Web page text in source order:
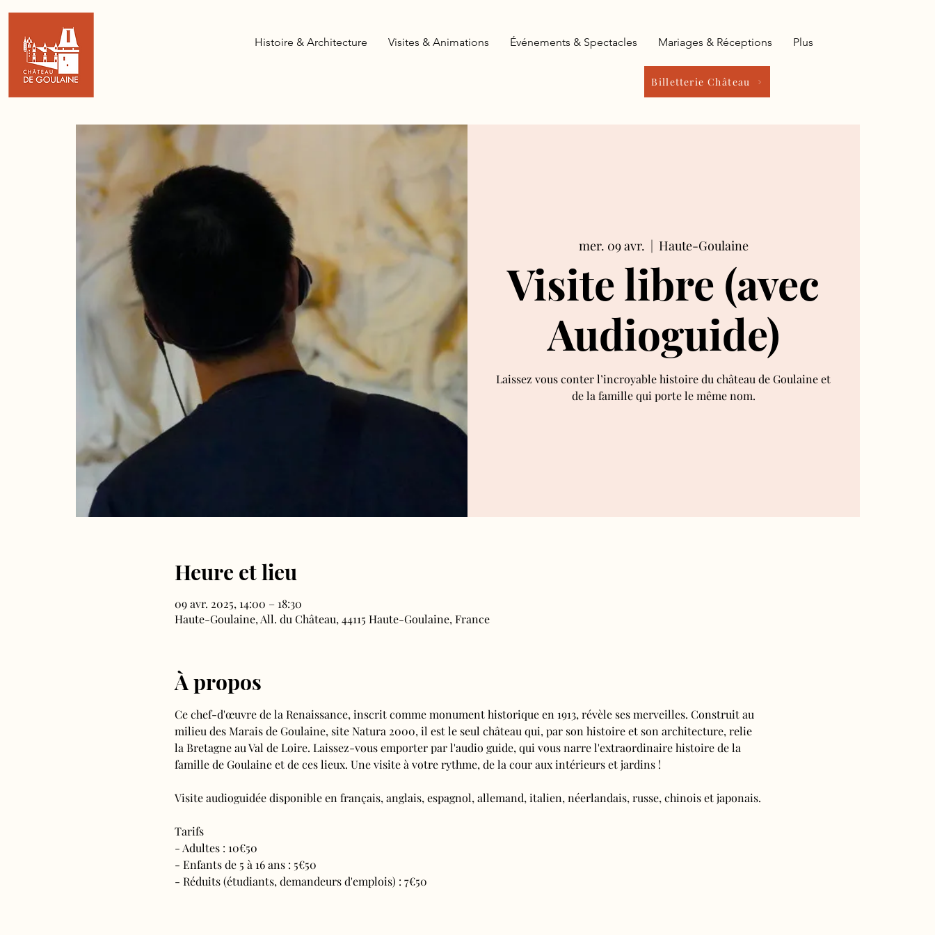
Billetterie Château
Histoire & Architecture Visites & Animations Événements & Spectacles Mariages & Réceptions Plus
mer. 09 avr.
  |
Haute-Goulaine
Visite libre (avec
Audioguide)
Laissez vous conter l’incroyable histoire du château de Goulaine et
de la famille qui porte le même nom.
Heure et lieu
09 avr. 2025, 14:00 – 18:30
Haute-Goulaine, All. du Château, 44115 Haute-Goulaine, France
À propos
Ce chef-d'œuvre de la Renaissance, inscrit comme monument historique en 1913, révèle ses merveilles. Construit au
milieu des Marais de Goulaine, site Natura 2000, il est le seul château qui, par son histoire et son architecture, relie
la Bretagne au Val de Loire. Laissez-vous emporter par l'audio guide, qui vous narre l'extraordinaire histoire de la
famille de Goulaine et de ces lieux. Une visite à votre rythme, de la cour aux intérieurs et jardins !
Visite audioguidée disponible en français, anglais, espagnol, allemand, italien, néerlandais, russe, chinois et japonais.
Tarifs
- Adultes : 10€50
- Enfants de 5 à 16 ans : 5€50
- Réduits (étudiants, demandeurs d'emplois) : 7€50